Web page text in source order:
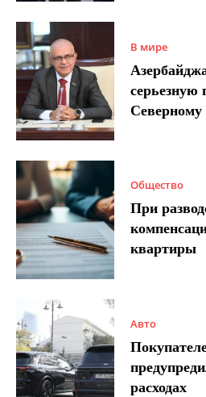
В мире
серьезную
Общество
При
квартиры
Авто
расходах